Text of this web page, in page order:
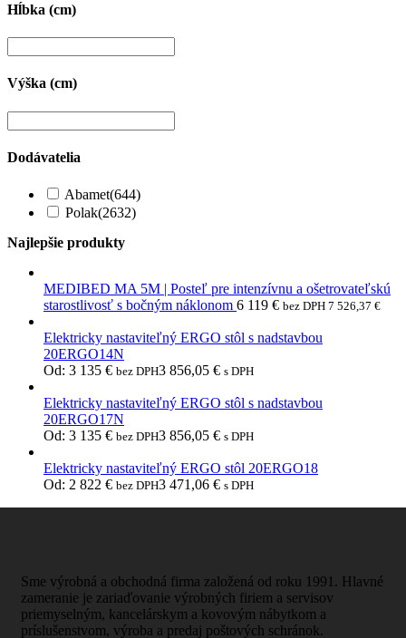
Hĺbka (cm)
Výška (cm)
Dodávatelia
Abamet(644)
Polak(2632)
Najlepšie produkty
MEDIBED MA 5M | Posteľ pre intenzívnu a ošetrovateľskú
starostlivosť s bočným náklonom 6 119 € bez DPH 7 526,37 €
Elektricky nastaviteľný ERGO stôl s nadstavbou
20ERGO14N
Od: 3 135 € bez DPH3 856,05 € s DPH
Elektricky nastaviteľný ERGO stôl s nadstavbou
20ERGO17N
Od: 3 135 € bez DPH3 856,05 € s DPH
Elektricky nastaviteľný ERGO stôl 20ERGO18
Od: 2 822 € bez DPH3 471,06 € s DPH
Sme výrobná a obchodná firma založená od roku 1991. Hlavné
zameranie je zariaďovanie výrobných firiem a servisov
priemyselným, kancelárskym a kovovým nábytkom a
príslušenstvom, výroba a predaj poštových schránok.